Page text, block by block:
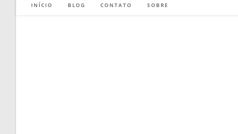
INÍCIO BLOG CONTATO SOBRE